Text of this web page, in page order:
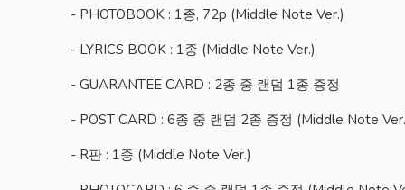
- PHOTOBOOK : 1종, 72p (Middle Note Ver.)
- LYRICS BOOK : 1종 (Middle Note Ver.)
- GUARANTEE CARD : 2종 중 랜덤 1종 증정
- POST CARD : 6종 중 랜덤 2종 증정 (Middle Note
- R판 : 1종 (Middle Note Ver.)